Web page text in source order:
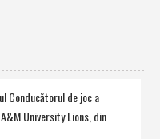
Conducătorul de joc a
University Lions, din